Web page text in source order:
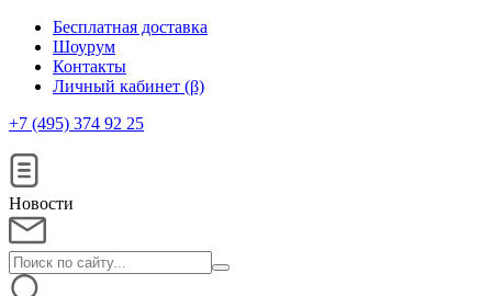
Бесплатная доставка
Шоурум
Контакты
Личный кабинет (β)
+7 (495) 374 92 25
Новости